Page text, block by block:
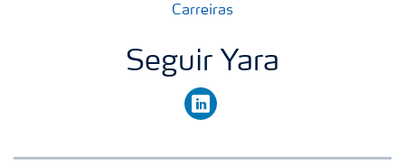
Carreiras
Seguir Yara
linkedin